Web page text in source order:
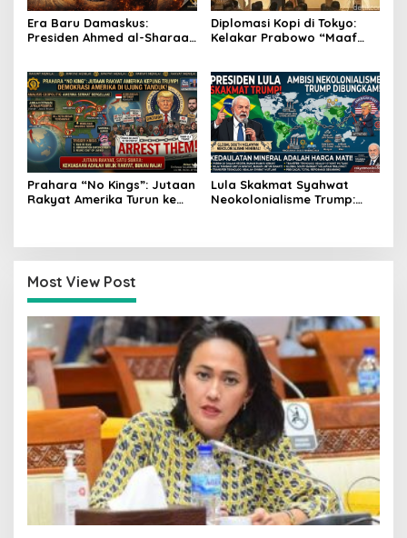
Era Baru Damaskus:
Presiden Ahmed al-Sharaa
Militer Amerika Serikat
Diplomasi Kopi di Tokyo:
Kelakar Prabowo “Maaf
Forum Bisnis Jepang
Prahara “No Kings”: Jutaan
Rakyat Amerika Turun ke
Lula Skakmat Syahwat
Neokolonialisme Trump:
Most View Post